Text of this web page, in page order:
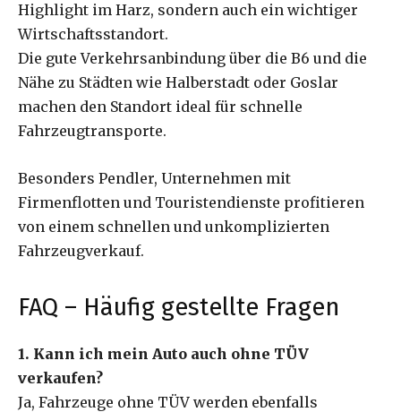
Highlight im Harz, sondern auch ein wichtiger
Wirtschaftsstandort.
Die gute Verkehrsanbindung über die B6 und die
Nähe zu Städten wie Halberstadt oder Goslar
machen den Standort ideal für schnelle
Fahrzeugtransporte.
Besonders Pendler, Unternehmen mit
Firmenflotten und Touristendienste profitieren
von einem schnellen und unkomplizierten
Fahrzeugverkauf.
FAQ – Häufig gestellte Fragen
1. Kann ich mein Auto auch ohne TÜV
verkaufen?
Ja, Fahrzeuge ohne TÜV werden ebenfalls